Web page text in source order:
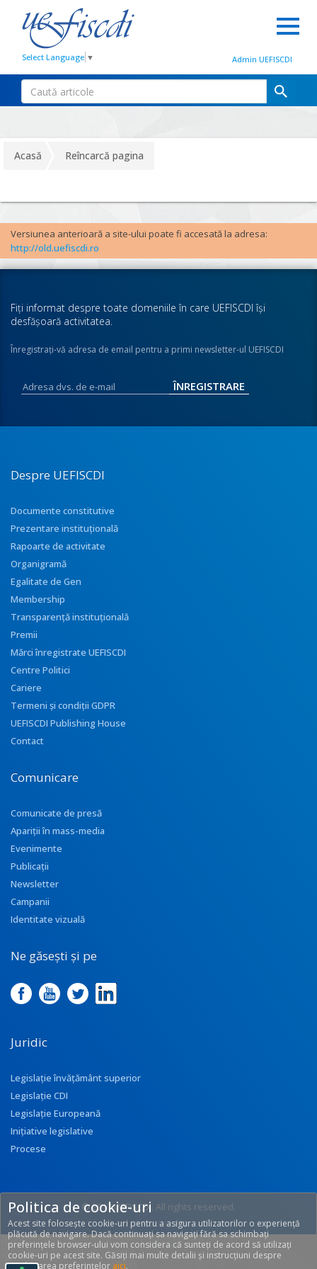
Select Language ▼ Admin UEFISCDI
Acasă Reîncarcă pagina
Versiunea anterioară a site-ului poate fi accesată la adresa:
http://old.uefiscdi.ro
Fiţi informat despre toate domeniile în care UEFISCDI îşi
desfăşoară activitatea.
Înregistraţi-vă adresa de email pentru a primi newsletter-ul UEFISCDI
Despre UEFISCDI
Documente constitutive
Prezentare instituţională
Rapoarte de activitate
Organigramă
Egalitate de Gen
Membership
Transparenţă instituţională
Premii
Mărci înregistrate UEFISCDI
Centre Politici
Cariere
Termeni și condiții GDPR
UEFISCDI Publishing House
Contact
Comunicare
Comunicate de presă
Apariţii în mass-media
Evenimente
Publicații
Newsletter
Campanii
Identitate vizuală
Ne găsești și pe
Juridic
Legislație învățământ superior
Legislație CDI
Legislație Europeană
Inițiative legislative
Procese
© 2017 UEFISCDI. All rights reserved.
[T: 0.263, O: 92]
Politica de cookie-uri
Acest site folosește cookie-uri pentru a asigura utilizatorilor o experiență
plăcută de navigare. Dacă continuați sa navigați fără sa schimbați
preferințele browser-ului vom considera că sunteți de acord să utilizați
cookie-uri pe acest site. Găsiți mai multe detalii și instrucțiuni despre
modificarea preferințelor aici.